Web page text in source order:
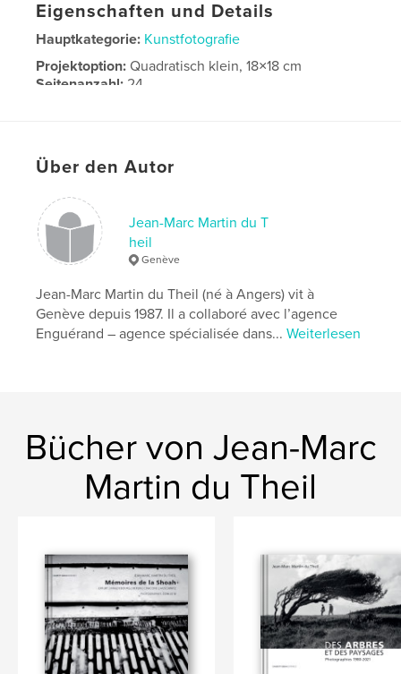
Eigenschaften und Details
Hauptkategorie: Kunstfotografie
Projektoption:Quadratisch klein, 18×18 cm
Seitenanzahl: 24
Schlüsselwörter
Über den Autor
Jean-Marc Martin du T
heil
Genève
Jean-Marc Martin du Theil (né à Angers) vit à
Genève depuis 1987. Il a collaboré avec l’agence
Enguérand – agence spécialisée dans...Weiterlesen
Bücher von Jean-Marc
Martin du Theil